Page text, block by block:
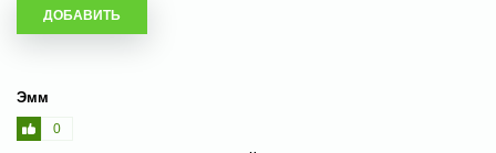
Эмм
0